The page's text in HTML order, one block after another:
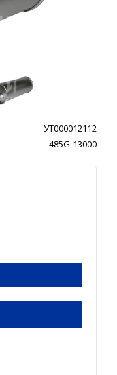
УТ000012112
485G-13000